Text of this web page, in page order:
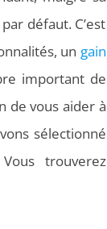
défaut. C’est
un gain
important de
de vous aider à
sélectionné
trouverez